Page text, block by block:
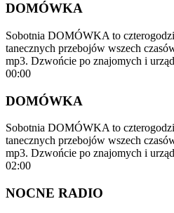
DOMÓWKA
Sobotnia DOMÓWKA to
tanecznych przebojów wszech
mp3. Dzwońcie po znajomych i
00:00
DOMÓWKA
Sobotnia DOMÓWKA to
tanecznych przebojów wszech
mp3. Dzwońcie po znajomych i
02:00
NOCNE RADIO